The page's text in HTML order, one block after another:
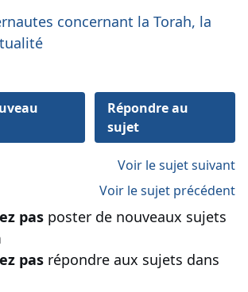
concernant la Torah, la
Répondre au
sujet
Voir le sujet suivant
Voir le sujet précédent
pas poster de nouveaux sujets
pas répondre aux sujets dans